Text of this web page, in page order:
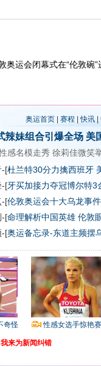
运会闭幕式在“伦敦碗”
奥运首页| 赛程 |快讯|
辣妹组合引爆全场 美
感名模走秀 徐莉佳微笑
-[杜兰特30分力擒西班牙
-[牙买加接力夺冠博尔特3
-[伦敦奥运会十大乌龙事件
-[命理解析中国英雄 伦敦
-[奥运备忘录-东道主频摆
奇怪 性感女选手惊艳
我来为新闻纠错